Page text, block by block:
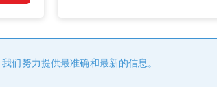
们努力提供最准确和最新的信息。